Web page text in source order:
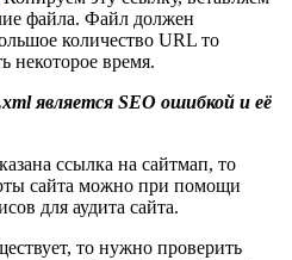
файла. Файл должен
количество URL то
некоторое время.
является SEO ошибкой и её
ссылка на сайтмап, то
сайта можно при помощи
для аудита сайта.
то нужно проверить